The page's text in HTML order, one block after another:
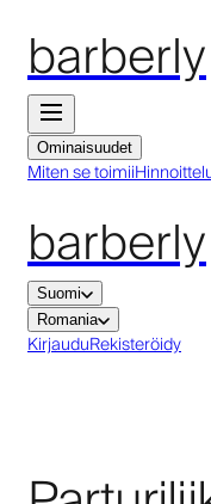
barberly
Ominaisuudet
Miten se toimii
barberly
Suomi
Romania
KirjauduRekisteröidy